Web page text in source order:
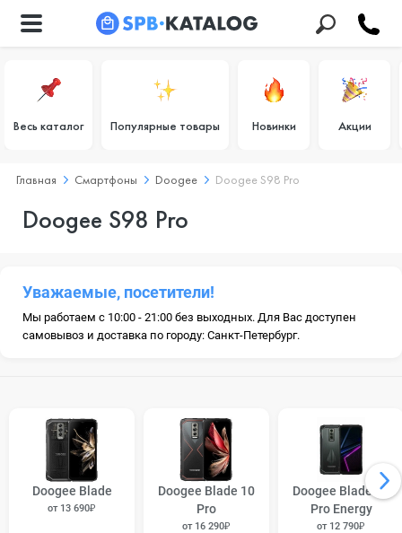
Весь каталог Популярные товары Новинки Акции
Главная Смартфоны Doogee Doogee S98 Pro
Doogee S98 Pro
Уважаемые, посетители!
Мы работаем с 10:00 - 21:00 без выходных. Для Вас доступен
самовывоз и доставка по городу: Санкт-Петербург.
Doogee Blade
от 13 690₽
Doogee Blade 10
Pro
от 16 290₽
Doogee Blade 10
Pro Energy
от 12 790₽